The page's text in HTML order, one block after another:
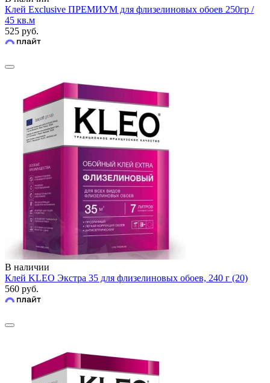
Клей Exclusive ПРЕМИУМ для флизелиновых обоев 250гр /
45 кв.м
525 руб.
В наличии
Клей KLEO Экстра 35 для флизелиновых обоев, 240 г (20)
560 руб.